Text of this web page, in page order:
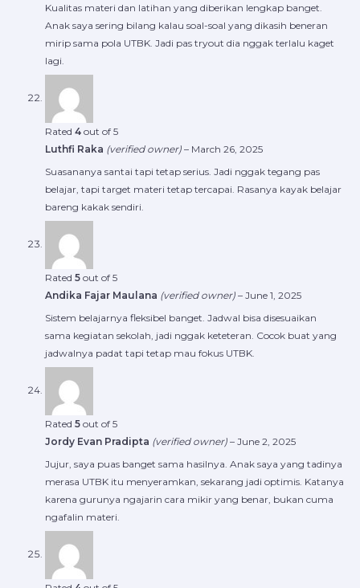
Kualitas materi dan latihan yang diberikan lengkap banget.
Anak saya sering bilang kalau soal-soal yang dikasih beneran
mirip sama pola UTBK. Jadi pas tryout dia nggak terlalu kaget
lagi.
Rated 4 out of 5
Luthfi Raka (verified owner) – March 26, 2025
Suasananya santai tapi tetap serius. Jadi nggak tegang pas
belajar, tapi target materi tetap tercapai. Rasanya kayak belajar
bareng kakak sendiri.
Rated 5 out of 5
Andika Fajar Maulana (verified owner) – June 1, 2025
Sistem belajarnya fleksibel banget. Jadwal bisa disesuaikan
sama kegiatan sekolah, jadi nggak keteteran. Cocok buat yang
jadwalnya padat tapi tetap mau fokus UTBK.
Rated 5 out of 5
Jordy Evan Pradipta (verified owner) – June 2, 2025
Jujur, saya puas banget sama hasilnya. Anak saya yang tadinya
merasa UTBK itu menyeramkan, sekarang jadi optimis. Katanya
karena gurunya ngajarin cara mikir yang benar, bukan cuma
ngafalin materi.